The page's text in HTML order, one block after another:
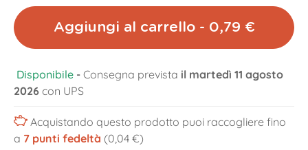
Aggiungi al carrello - 0,79 €
Disponibile - Consegna prevista il martedì 11 agosto
2026 con UPS
Acquistando questo prodotto puoi raccogliere fino
a 7 punti fedeltà (0,04 €)